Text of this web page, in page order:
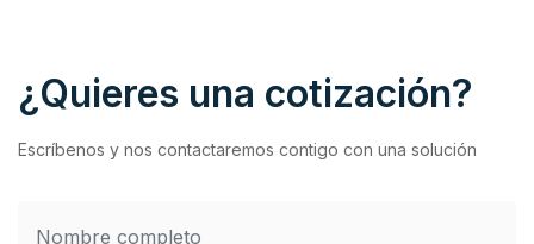
¿Quieres una cotización?
Escríbenos y nos contactaremos contigo con una solución